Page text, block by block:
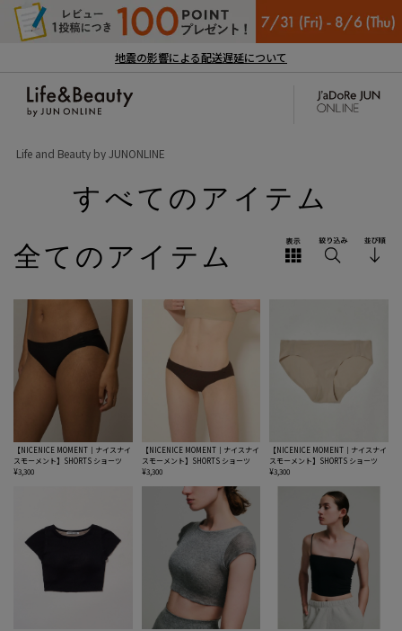
地震の影響による配送遅延について
Life and Beauty by JUNONLINE
すべてのアイテム
全てのアイテム
【NICENICE MOMENT｜ナイスナイ
スモーメント】SHORTS ショーツ
¥3,300
【NICENICE MOMENT｜ナイスナイ
スモーメント】SHORTS ショーツ
¥3,300
【NICENICE MOMENT｜ナイスナイ
スモーメント】SHORTS ショーツ
¥3,300